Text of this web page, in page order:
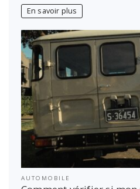
En savoir plus
AUTOMOBILE